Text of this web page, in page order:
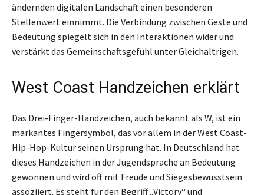
ändernden digitalen Landschaft einen besonderen
Stellenwert einnimmt. Die Verbindung zwischen Geste und
Bedeutung spiegelt sich in den Interaktionen wider und
verstärkt das Gemeinschaftsgefühl unter Gleichaltrigen.
West Coast Handzeichen erklärt
Das Drei-Finger-Handzeichen, auch bekannt als W, ist ein
markantes Fingersymbol, das vor allem in der West Coast-
Hip-Hop-Kultur seinen Ursprung hat. In Deutschland hat
dieses Handzeichen in der Jugendsprache an Bedeutung
gewonnen und wird oft mit Freude und Siegesbewusstsein
assoziiert. Es steht für den Begriff „Victory“ und